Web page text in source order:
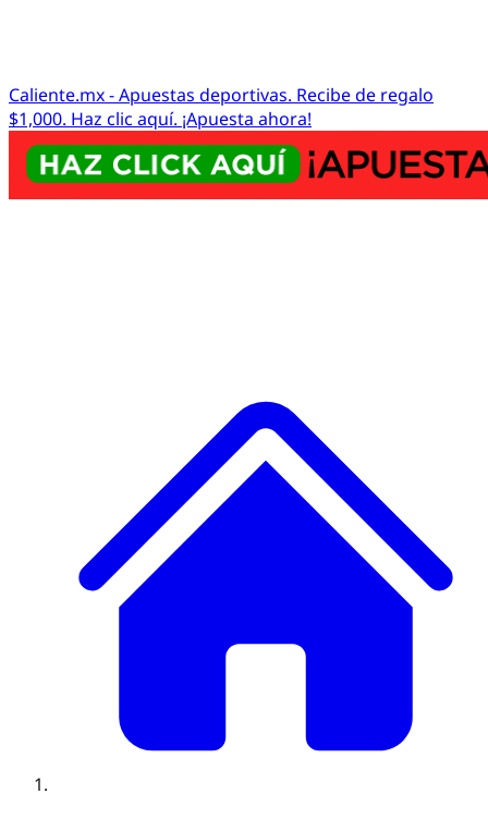
Caliente.mx - Apuestas deportivas. Recibe de regalo
$1,000. Haz clic aquí. ¡Apuesta ahora!